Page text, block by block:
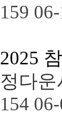
159
2025
정다
154